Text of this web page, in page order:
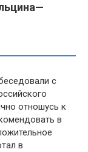
с
отношусь к
в
в